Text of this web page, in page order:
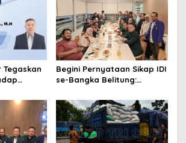
Personel
Tegaskan
Begini Pernyataan Sikap IDI
se-Bangka Belitung:
Jadi Penegasan Keadilan
bagi Profesi Dokter